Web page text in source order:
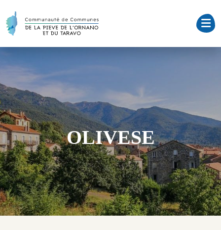
OLIVESE